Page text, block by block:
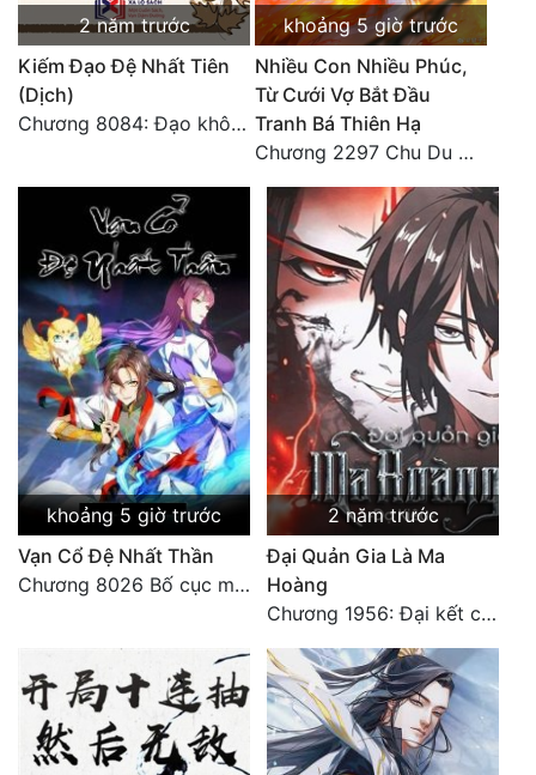
2 năm trước
Kiếm Đạo Đệ Nhất Tiên
(Dịch)
Chương 8084: Đạo không bờ bến (Đại kết cục) (10)
khoảng 5 giờ trước
Nhiều Con Nhiều Phúc,
Từ Cưới Vợ Bắt Đầu
Tranh Bá Thiên Hạ
Chương 2297 Chu Du Du mang thai
khoảng 5 giờ trước
Vạn Cổ Đệ Nhất Thần
Chương 8026 Bố cục mới
2 năm trước
Đại Quản Gia Là Ma
Hoàng
Chương 1956: Đại kết cục